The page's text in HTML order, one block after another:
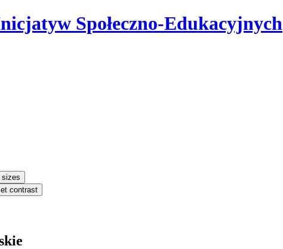
Społeczno-Edukacyjnych
contrast